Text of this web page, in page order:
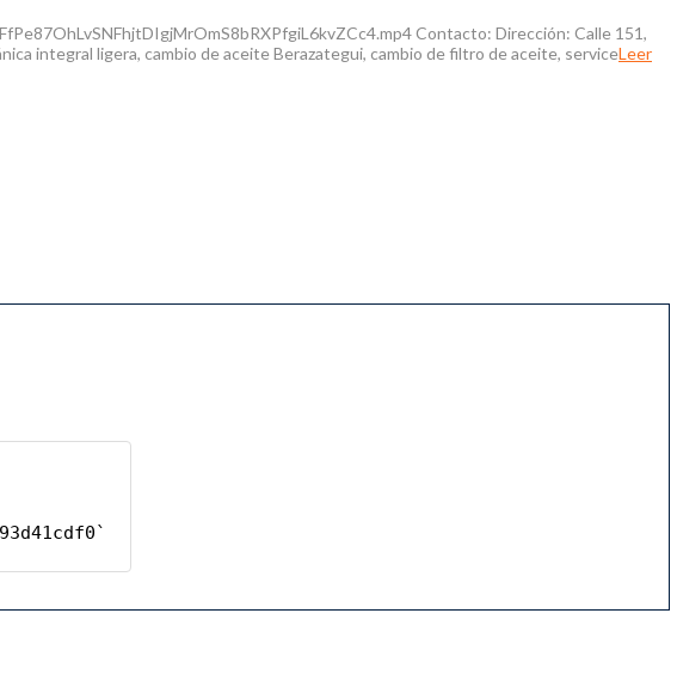
Contacto: Dirección: Calle 151,
integral ligera, cambio de aceite Berazategui, cambio de filtro de aceite, serviceLeer